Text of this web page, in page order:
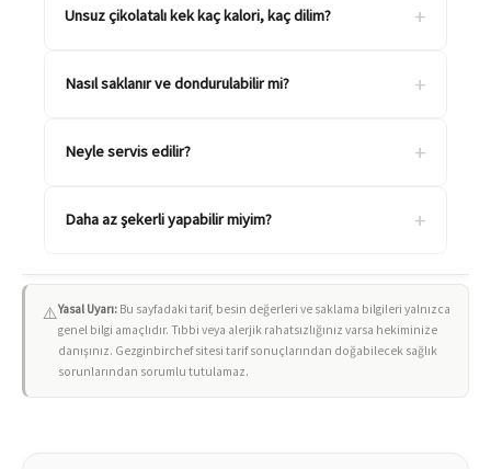
Unsuz çikolatalı kek kaç kalori, kaç dilim? +
Nasıl saklanır ve dondurulabilir mi? +
Neyle servis edilir? +
Daha az şekerli yapabilir miyim? +
⚠️Yasal Uyarı: Bu sayfadaki tarif, besin değerleri ve saklama bilgileri yalnızca
genel bilgi amaçlıdır. Tıbbi veya alerjik rahatsızlığınız varsa hekiminize
danışınız. Gezginbirchef sitesi tarif sonuçlarından doğabilecek sağlık
sorunlarından sorumlu tutulamaz.